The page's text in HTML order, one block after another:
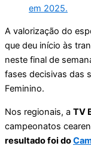
em 2025.
A valorização do
que deu início às
neste final de
fases decisivas das
Feminino.
Nos regionais, a TV
campeonatos
resultado foi do